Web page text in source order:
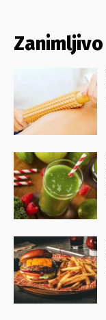
Zanimljivo